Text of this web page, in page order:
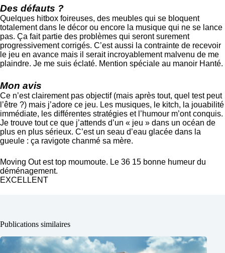
Des défauts ?
Quelques hitbox foireuses, des meubles qui se bloquent
totalement dans le décor ou encore la musique qui ne se lance
pas. Ça fait partie des problèmes qui seront surement
progressivement corrigés. C’est aussi la contrainte de recevoir
le jeu en avance mais il serait incroyablement malvenu de me
plaindre. Je me suis éclaté. Mention spéciale au manoir Hanté.
Mon avis
Ce n’est clairement pas objectif (mais après tout, quel test peut
l’être ?) mais j’adore ce jeu. Les musiques, le kitch, la jouabilité
immédiate, les différentes stratégies et l’humour m’ont conquis.
Je trouve tout ce que j’attends d’un « jeu » dans un océan de
plus en plus sérieux. C’est un seau d’eau glacée dans la
gueule : ça ravigote chanmé sa mère.
Moving Out est top moumoute. Le 36 15 bonne humeur du
déménagement.
EXCELLENT
Publications similaires